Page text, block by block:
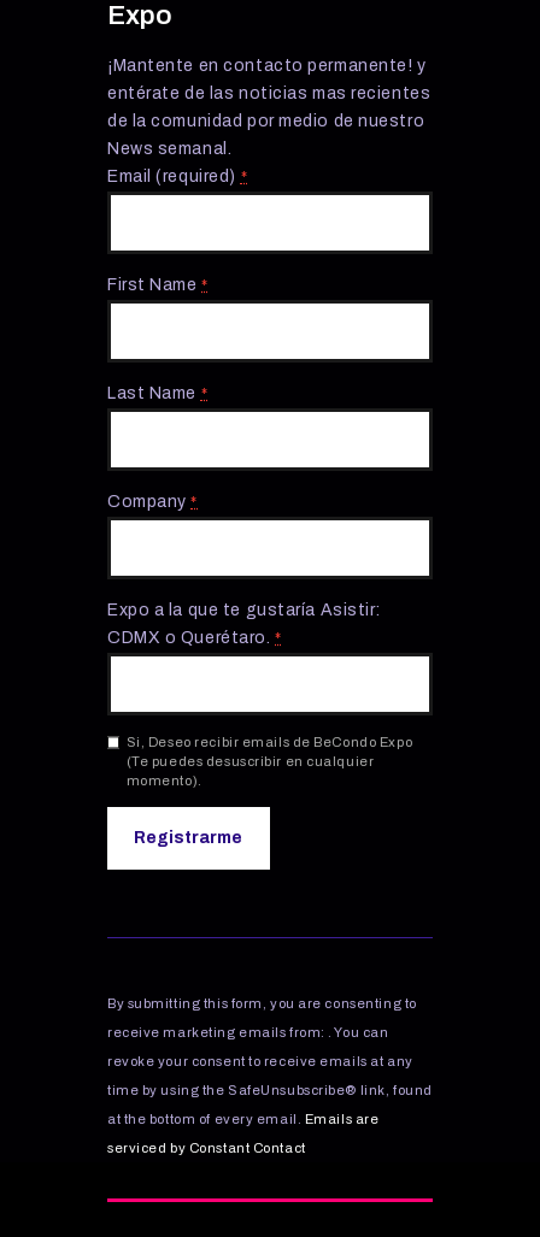
Expo
¡Mantente en contacto permanente! y
entérate de las noticias mas recientes
de la comunidad por medio de nuestro
News semanal.
Email (required) *
First Name*
Last Name *
Company*
Expo a la que te gustaría Asistir:
CDMX o Querétaro.*
Si, Deseo recibir emails de BeCondo Expo
(Te puedes desuscribir en cualquier
momento).
t
a
n
t
C
o
t
By submitting this form, you are consenting to
receive marketing emails from: . You can
revoke your consent to receive emails at any
time by using the SafeUnsubscribe® link, found
at the bottom of every email. Emails are
serviced by Constant Contact